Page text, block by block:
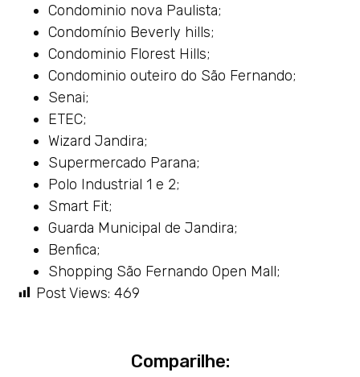
Condominio nova Paulista;
Condomínio Beverly hills;
Condominio Florest Hills;
Condominio outeiro do São Fernando;
Senai;
ETEC;
Wizard Jandira;
Supermercado Parana;
Polo Industrial 1 e 2;
Smart Fit;
Guarda Municipal de Jandira;
Benfica;
Shopping São Fernando Open Mall;
Post Views: 469
Comparilhe: